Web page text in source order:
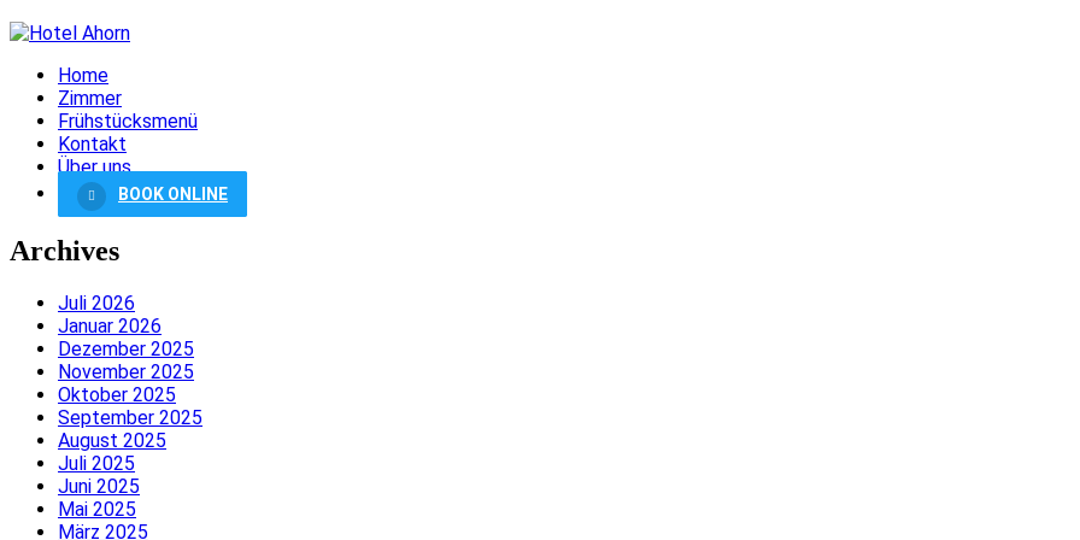
Home
Zimmer
Frühstücksmenü
Kontakt
Über uns
BOOK ONLINE
Archives
Juli 2026
Januar 2026
Dezember 2025
November 2025
Oktober 2025
September 2025
August 2025
Juli 2025
Juni 2025
Mai 2025
März 2025